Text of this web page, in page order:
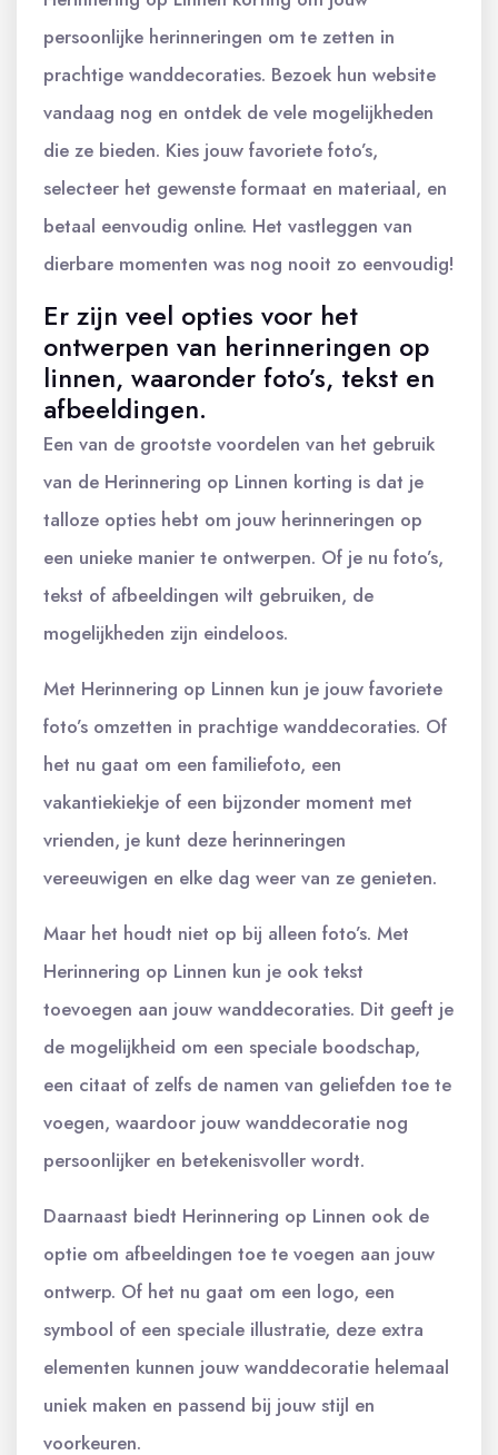
persoonlijke herinneringen om te zetten in
prachtige wanddecoraties. Bezoek hun website
vandaag nog en ontdek de vele mogelijkheden
die ze bieden. Kies jouw favoriete foto’s,
selecteer het gewenste formaat en materiaal, en
betaal eenvoudig online. Het vastleggen van
dierbare momenten was nog nooit zo eenvoudig!
Er zijn veel opties voor het
ontwerpen van herinneringen op
linnen, waaronder foto’s, tekst en
afbeeldingen.
Een van de grootste voordelen van het gebruik
van de Herinnering op Linnen korting is dat je
talloze opties hebt om jouw herinneringen op
een unieke manier te ontwerpen. Of je nu foto’s,
tekst of afbeeldingen wilt gebruiken, de
mogelijkheden zijn eindeloos.
Met Herinnering op Linnen kun je jouw favoriete
foto’s omzetten in prachtige wanddecoraties. Of
het nu gaat om een familiefoto, een
vakantiekiekje of een bijzonder moment met
vrienden, je kunt deze herinneringen
vereeuwigen en elke dag weer van ze genieten.
Maar het houdt niet op bij alleen foto’s. Met
Herinnering op Linnen kun je ook tekst
toevoegen aan jouw wanddecoraties. Dit geeft je
de mogelijkheid om een speciale boodschap,
een citaat of zelfs de namen van geliefden toe te
voegen, waardoor jouw wanddecoratie nog
persoonlijker en betekenisvoller wordt.
Daarnaast biedt Herinnering op Linnen ook de
optie om afbeeldingen toe te voegen aan jouw
ontwerp. Of het nu gaat om een logo, een
symbool of een speciale illustratie, deze extra
elementen kunnen jouw wanddecoratie helemaal
uniek maken en passend bij jouw stijl en
voorkeuren.